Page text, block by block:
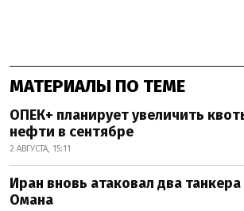
МАТЕРИАЛЫ ПО ТЕМЕ
ОПЕК+ планирует увеличить
нефти в сентябре
2 АВГУСТА, 15:11
Иран вновь атаковал два
Омана